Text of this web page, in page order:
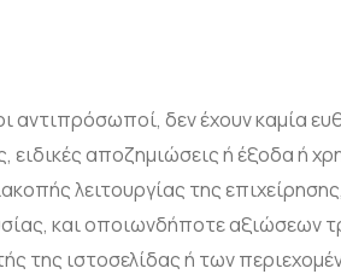
αντιπρόσωποί, δεν έχουν καμία
αποζημιώσεις ή έξοδα ή
λειτουργίας της
και οποιωνδήποτε αξιώσεων
της ιστοσελίδας ή των